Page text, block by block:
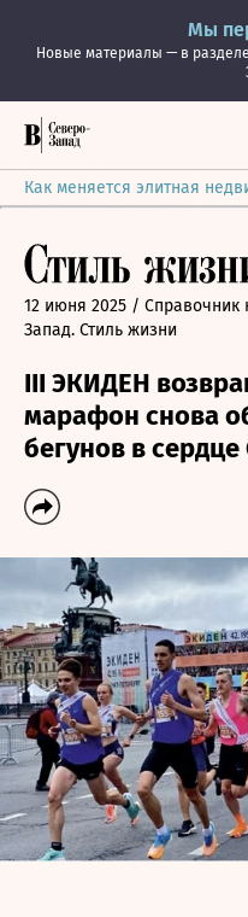
Мы
Новые материалы — в
Как меняется элитная
12 июня 2025 / Справочник
Запад. Стиль жизни
III ЭКИДЕН
марафон снова
бегунов в